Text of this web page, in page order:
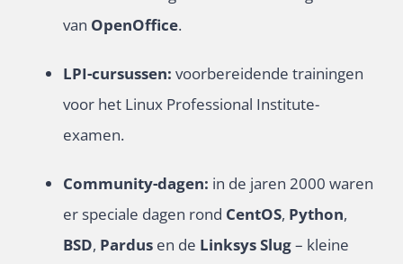
van OpenOffice.
LPI-cursussen: voorbereidende trainingen
voor het Linux Professional Institute-
examen.
Community-dagen: in de jaren 2000 waren
er speciale dagen rond CentOS, Python,
BSD, Pardusen de Linksys Slug– kleine